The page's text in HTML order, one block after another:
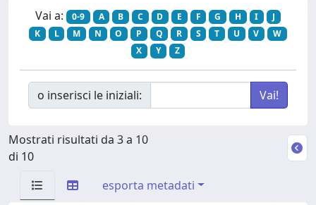
Vai a: 0-9 A B C D E F G H I
J
K
L M N O P Q R S T U V
W
X
Y Z
o inserisci le iniziali:
Mostrati risultati da 3 a 10
di 10
esporta metadati